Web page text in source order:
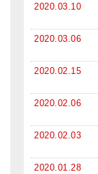
ブログ
特商法の表記
2020.03.10
2020.03.06
2020.02.15
2020.02.06
2020.02.03
2020.01.28